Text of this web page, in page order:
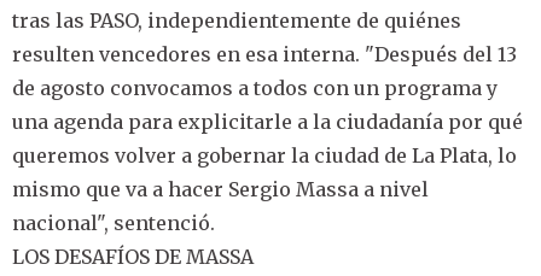
tras las PASO, independientemente de quiénes
resulten vencedores en esa interna. "Después del 13
de agosto convocamos a todos con un programa y
una agenda para explicitarle a la ciudadanía por qué
queremos volver a gobernar la ciudad de La Plata, lo
mismo que va a hacer Sergio Massa a nivel
nacional", sentenció.
LOS DESAFÍOS DE MASSA